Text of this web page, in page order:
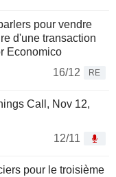
pour vendre
d'une transaction
Economico
16/12
RE
Call, Nov 12,
12/11
pour le troisième